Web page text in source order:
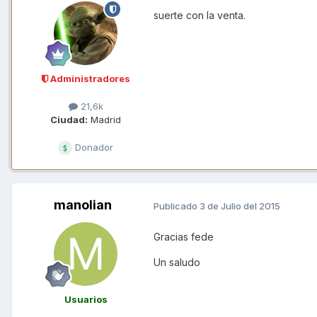
Administradores
21,6k
Ciudad: Madrid
Donador
suerte con la venta.
manolian
Usuarios
Publicado 3 de Julio del 2015
Gracias fede
Un saludo